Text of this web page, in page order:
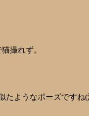
撮れず。
たようなポーズですね(